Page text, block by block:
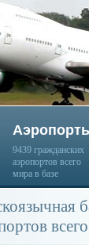
9439 гражданских
аэропортов всего
мира в базе